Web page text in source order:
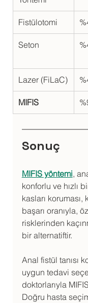
Fistülotomi
Seton
Lazer (FiLaC)
MIFIS
Sonuç
MIFIS yöntemi,
konforlu ve hızlı
kasları
başarı oranıyla,
risklerinden
bir alternatiftir.
Anal fistül tanısı
uygun tedavi
doktorlarıyla
Doğru hasta